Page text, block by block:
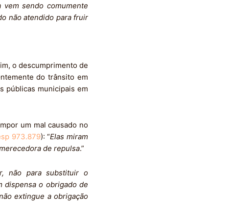
sendo comumente
não atendido para fruir
o descumprimento de
do trânsito em
públicas municipais em
um mal causado no
973.879): “Elas miram
de repulsa.”
não para substituir o
dispensa o obrigado de
extingue a obrigação